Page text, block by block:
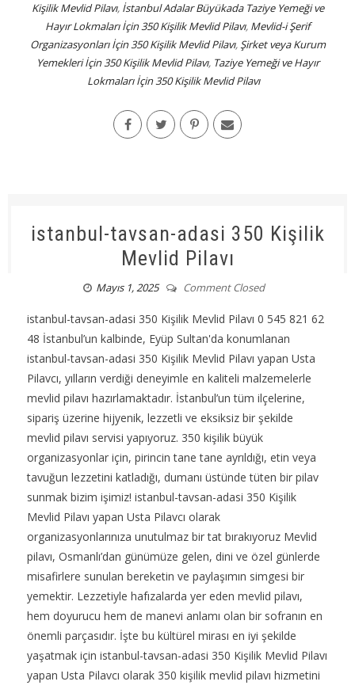
Kişilik Mevlid Pilavı, İstanbul Adalar Büyükada Taziye Yemeği ve
Hayır Lokmaları İçin 350 Kişilik Mevlid Pilavı, Mevlid-i Şerif
Organizasyonları İçin 350 Kişilik Mevlid Pilavı,Şirket veya Kurum
Yemekleri İçin 350 Kişilik Mevlid Pilavı, Taziye Yemeği ve Hayır
Lokmaları İçin 350 Kişilik Mevlid Pilavı
istanbul-tavsan-adasi 350 Kişilik
Mevlid Pilavı
Mayıs 1, 2025 Comment Closed
istanbul-tavsan-adasi 350 Kişilik Mevlid Pilavı 0 545 821 62
48 İstanbul’un kalbinde, Eyüp Sultan'da konumlanan
istanbul-tavsan-adasi 350 Kişilik Mevlid Pilavı yapan Usta
Pilavcı, yılların verdiği deneyimle en kaliteli malzemelerle
mevlid pilavı hazırlamaktadır. İstanbul’un tüm ilçelerine,
sipariş üzerine hijyenik, lezzetli ve eksiksiz bir şekilde
mevlid pilavı servisi yapıyoruz. 350 kişilik büyük
organizasyonlar için, pirincin tane tane ayrıldığı, etin veya
tavuğun lezzetini katladığı, dumanı üstünde tüten bir pilav
sunmak bizim işimiz! istanbul-tavsan-adasi 350 Kişilik
Mevlid Pilavı yapan Usta Pilavcı olarak
organizasyonlarınıza unutulmaz bir tat bırakıyoruz Mevlid
pilavı, Osmanlı’dan günümüze gelen, dini ve özel günlerde
misafirlere sunulan bereketin ve paylaşımın simgesi bir
yemektir. Lezzetiyle hafızalarda yer eden mevlid pilavı,
hem doyurucu hem de manevi anlamı olan bir sofranın en
önemli parçasıdır. İşte bu kültürel mirası en iyi şekilde
yaşatmak için istanbul-tavsan-adasi 350 Kişilik Mevlid Pilavı
yapan Usta Pilavcı olarak 350 kişilik mevlid pilavı hizmetini